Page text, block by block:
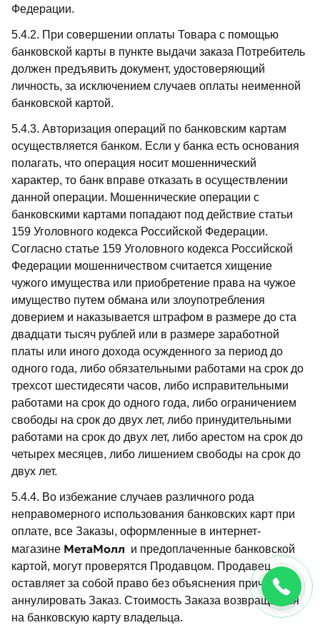
Федерации.
5.4.2. При совершении оплаты Товара с помощью
банковской карты в пункте выдачи заказа Потребитель
должен предъявить документ, удостоверяющий
личность, за исключением случаев оплаты неименной
банковской картой.
5.4.3. Авторизация операций по банковским картам
осуществляется банком. Если у банка есть основания
полагать, что операция носит мошеннический
характер, то банк вправе отказать в осуществлении
данной операции. Мошеннические операции с
банковскими картами попадают под действие статьи
159 Уголовного кодекса Российской Федерации.
Согласно статье 159 Уголовного кодекса Российской
Федерации мошенничеством считается хищение
чужого имущества или приобретение права на чужое
имущество путем обмана или злоупотребления
доверием и наказывается штрафом в размере до ста
двадцати тысяч рублей или в размере заработной
платы или иного дохода осужденного за период до
одного года, либо обязательными работами на срок до
трехсот шестидесяти часов, либо исправительными
работами на срок до одного года, либо ограничением
свободы на срок до двух лет, либо принудительными
работами на срок до двух лет, либо арестом на срок до
четырех месяцев, либо лишением свободы на срок до
двух лет.
5.4.4. Во избежание случаев различного рода
неправомерного использования банковских карт при
оплате, все Заказы, оформленные в интернет-
магазине МетаМолл и предоплаченные банковской
картой, могут проверятся Продавцом. Продавец
оставляет за собой право без объяснения причин
аннулировать Заказ. Стоимость Заказа возвращается
на банковскую карту владельца.